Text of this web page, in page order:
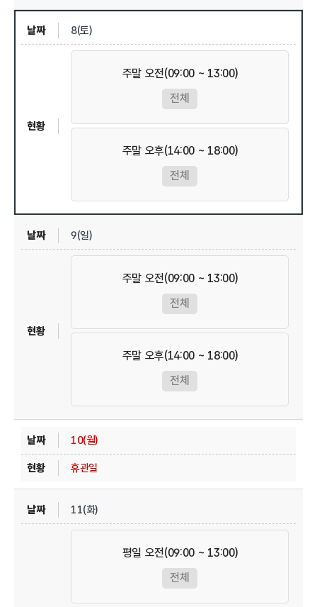
8(토)
주말 오전(09:00 ~ 13:00)
전체
주말 오후(14:00 ~ 18:00)
전체
9(일)
주말 오전(09:00 ~ 13:00)
전체
주말 오후(14:00 ~ 18:00)
전체
10(월)
휴관일
11(화)
평일 오전(09:00 ~ 13:00)
전체